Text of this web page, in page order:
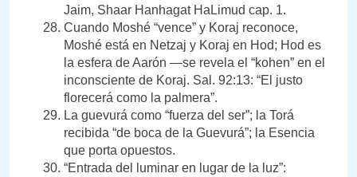
Jaim, Shaar Hanhagat HaLimud cap. 1.
Cuando Moshé “vence” y Koraj reconoce,
Moshé está en Netzaj y Koraj en Hod; Hod es
la esfera de Aarón —se revela el “kohen” en el
inconsciente de Koraj. Sal. 92:13: “El justo
florecerá como la palmera”.
La guevurá como “fuerza del ser”; la Torá
recibida “de boca de la Guevurá”; la Esencia
que porta opuestos.
“Entrada del luminar en lugar de la luz”: